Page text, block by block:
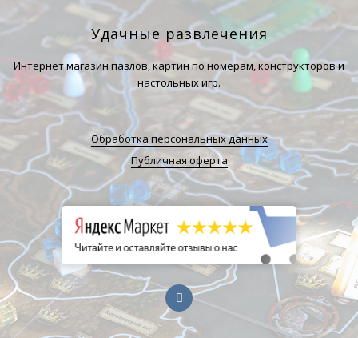
Удачные развлечения
Интернет магазин пазлов, картин по номерам, конструкторов и
настольных игр.
Обработка персональных данных
Публичная оферта